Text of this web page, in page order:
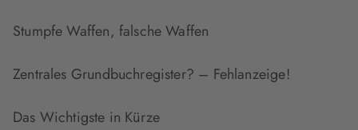
Stumpfe Waffen, falsche Waffen
Zentrales Grundbuchregister? – Fehlanzeige!
Das Wichtigste in Kürze